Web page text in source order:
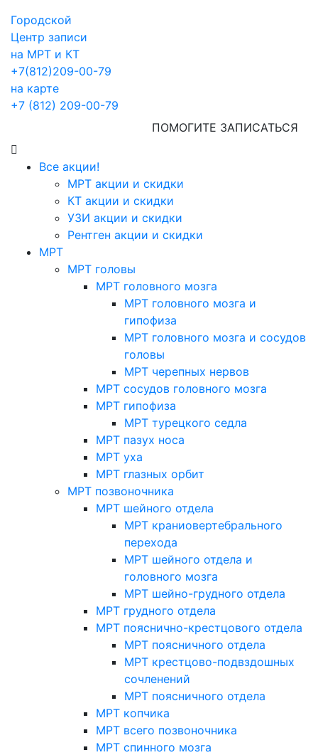
Городской
Центр записи
на МРТ и КТ
+7(812)209-00-79
на карте
+7 (812) 209-00-79
ПОМОГИТЕ ЗАПИСАТЬСЯ
Все акции!
МРТ акции и скидки
КТ акции и скидки
УЗИ акции и скидки
Рентген акции и скидки
МРТ
МРТ головы
МРТ головного мозга
МРТ головного мозга и
гипофиза
МРТ головного мозга и сосудов
головы
МРТ черепных нервов
МРТ сосудов головного мозга
МРТ гипофиза
МРТ турецкого седла
МРТ пазух носа
МРТ уха
МРТ глазных орбит
МРТ позвоночника
МРТ шейного отдела
МРТ краниовертебрального
перехода
МРТ шейного отдела и
головного мозга
МРТ шейно-грудного отдела
МРТ грудного отдела
МРТ пояснично-крестцового отдела
МРТ поясничного отдела
МРТ крестцово-подвздошных
сочленений
МРТ поясничного отдела
МРТ копчика
МРТ всего позвоночника
МРТ спинного мозга